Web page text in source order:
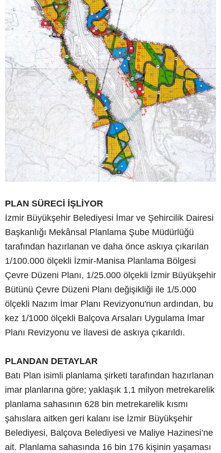
PLAN SÜRECİ İŞLİYOR
İzmir Büyükşehir Belediyesi İmar ve Şehircilik Dairesi
Başkanlığı Mekânsal Planlama Şube Müdürlüğü
tarafından hazırlanan ve daha önce askıya çıkarılan
1/100.000 ölçekli İzmir-Manisa Planlama Bölgesi
Çevre Düzeni Planı, 1/25.000 ölçekli İzmir Büyükşehir
Bütünü Çevre Düzeni Planı değişikliği ile 1/5.000
ölçekli Nazım İmar Planı Revizyonu'nun ardından, bu
kez 1/1000 ölçekli Balçova Arsaları Uygulama İmar
Planı Revizyonu ve İlavesi de askıya çıkarıldı.
PLANDAN DETAYLAR
Batı Plan isimli planlama şirketi tarafından hazırlanan
imar planlarına göre; yaklaşık 1,1 milyon metrekarelik
planlama sahasının 628 bin metrekarelik kısmı
şahıslara aitken geri kalanı ise İzmir Büyükşehir
Belediyesi, Balçova Belediyesi ve Maliye Hazinesi’ne
ait. Planlama sahasında 16 bin 176 kişinin yaşaması